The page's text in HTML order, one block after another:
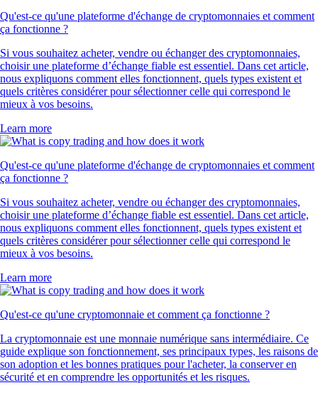
Qu'est-ce qu'une plateforme d'échange de cryptomonnaies et comment
ça fonctionne ?
Si vous souhaitez acheter, vendre ou échanger des cryptomonnaies,
choisir une plateforme d’échange fiable est essentiel. Dans cet article,
nous expliquons comment elles fonctionnent, quels types existent et
quels critères considérer pour sélectionner celle qui correspond le
mieux à vos besoins.
Learn more
Qu'est-ce qu'une plateforme d'échange de cryptomonnaies et comment
ça fonctionne ?
Si vous souhaitez acheter, vendre ou échanger des cryptomonnaies,
choisir une plateforme d’échange fiable est essentiel. Dans cet article,
nous expliquons comment elles fonctionnent, quels types existent et
quels critères considérer pour sélectionner celle qui correspond le
mieux à vos besoins.
Learn more
Qu'est-ce qu'une cryptomonnaie et comment ça fonctionne ?
La cryptomonnaie est une monnaie numérique sans intermédiaire. Ce
guide explique son fonctionnement, ses principaux types, les raisons de
son adoption et les bonnes pratiques pour l'acheter, la conserver en
sécurité et en comprendre les opportunités et les risques.